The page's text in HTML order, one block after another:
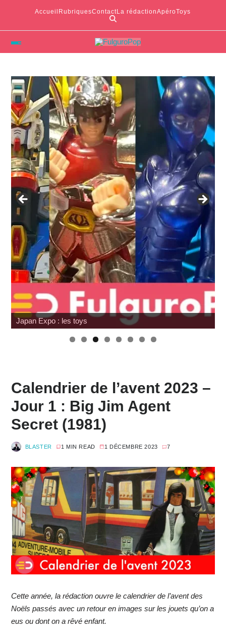
Accueil RubriquesContactLa rédactionApéroToys
Japan Expo : les toys
Calendrier de l’avent 2023 –
Jour 1 : Big Jim Agent
Secret (1981)
BLASTER 1 MIN READ 1 DÉCEMBRE 2023 7
Cette année, la rédaction ouvre le calendrier de l’avent des
Noëls passés avec un retour en images sur les jouets qu’on a
eus ou dont on a rêvé enfant.